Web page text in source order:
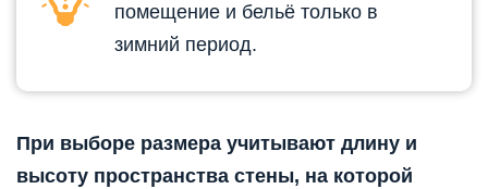
помещение и бельё только в
зимний период.
При выборе размера учитывают длину и
высоту пространства стены, на которой